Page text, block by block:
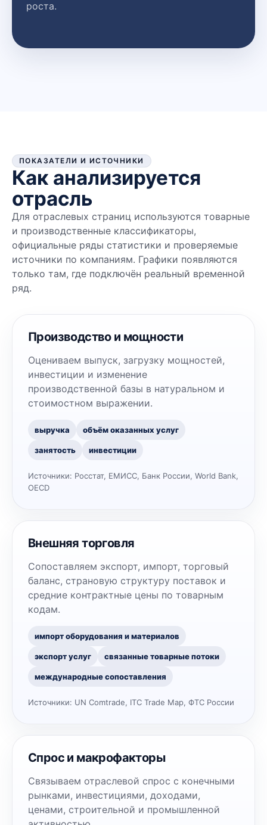
роста.
ПОКАЗАТЕЛИ И ИСТОЧНИКИ
Как анализируется
отрасль
Для отраслевых страниц используются товарные
и производственные классификаторы,
официальные ряды статистики и проверяемые
источники по компаниям. Графики появляются
только там, где подключён реальный временной
ряд.
Производство и мощности
Оцениваем выпуск, загрузку мощностей,
инвестиции и изменение
производственной базы в натуральном и
стоимостном выражении.
выручка объём оказанных услуг
занятость инвестиции
Источники: Росстат, ЕМИСС, Банк России, World Bank,
OECD
Внешняя торговля
Сопоставляем экспорт, импорт, торговый
баланс, страновую структуру поставок и
средние контрактные цены по товарным
кодам.
импорт оборудования и материалов
экспорт услуг связанные товарные потоки
международные сопоставления
Источники: UN Comtrade, ITC Trade Map, ФТС России
Спрос и макрофакторы
Связываем отраслевой спрос с конечными
рынками, инвестициями, доходами,
ценами, строительной и промышленной